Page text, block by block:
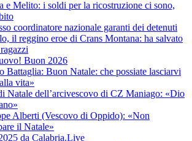
e Melito: i soldi per la ricostruzione ci sono,
coordinatore nazionale garanti dei detenuti
il reggino eroe di Crans Montana: ha salvato
Buon 2026
Battaglia: Buon Natale: che possiate lasciarvi
vita»
Natale dell’arcivescovo di CZ Maniago: «Dio
Alberti (Vescovo di Oppido): «Non
il Natale»
da Calabria.Live